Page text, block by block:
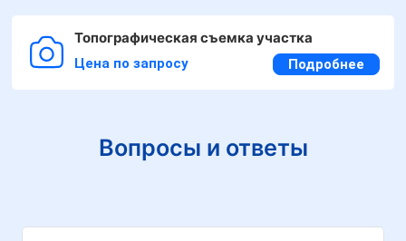
Топографическая съемка участка
Цена по запросу Подробнее
Вопросы и ответы